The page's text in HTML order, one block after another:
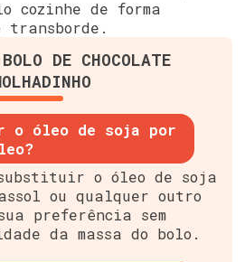
cozinhe de forma
transborde.
DE CHOCOLATE
o óleo de soja por
substituir o óleo de soja
ou qualquer outro
preferência sem
da massa do bolo.